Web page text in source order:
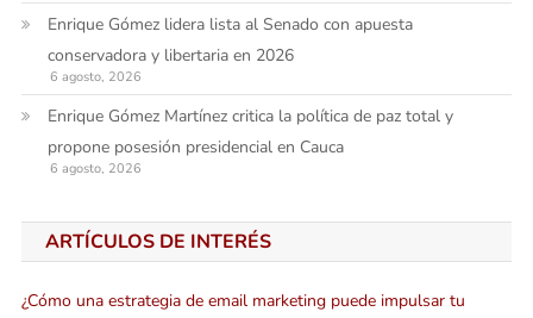
Enrique Gómez lidera lista al Senado con apuesta
conservadora y libertaria en 2026
6 agosto, 2026
Enrique Gómez Martínez critica la política de paz total y
propone posesión presidencial en Cauca
6 agosto, 2026
ARTÍCULOS DE INTERÉS
¿Cómo una estrategia de email marketing puede impulsar tu